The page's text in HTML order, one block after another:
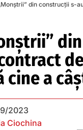
din construcţii s-
cine a
2023
Ciochina